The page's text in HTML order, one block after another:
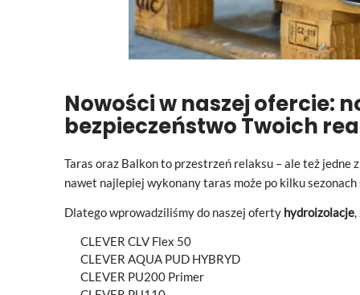
Nowości w naszej ofercie:
bezpieczeństwo Twoich
Taras oraz Balkon to przestrzeń relaksu – ale też jedne
nawet najlepiej wykonany taras może po kilku
Dlatego wprowadziliśmy do naszej oferty hydroizolacje,
CLEVER CLV Flex 50
CLEVER AQUA PUD HYBRYD
CLEVER PU200 Primer